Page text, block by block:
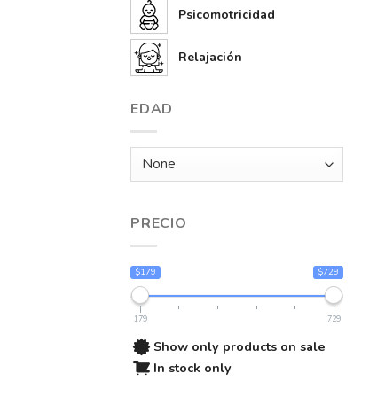
Psicomotricidad
Relajación
EDAD
PRECIO
$179 $729
179 729
Show only products on sale
In stock only